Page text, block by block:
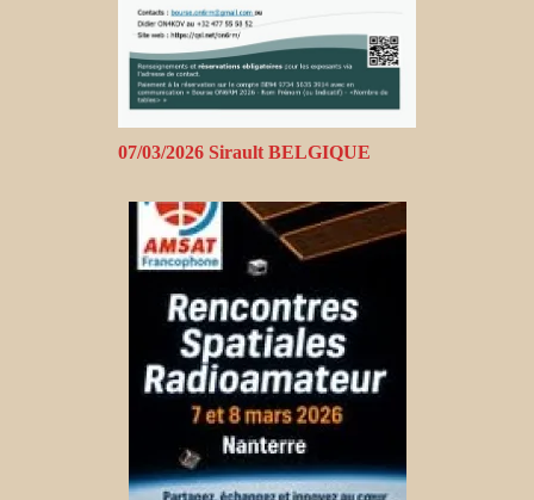
07/03/2026 Sirault BELGIQUE